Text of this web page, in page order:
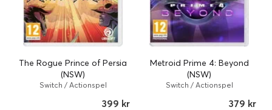
The Rogue Prince of Persia
(NSW)
Switch / Actionspel
399 kr
Metroid Prime 4: Beyond
(NSW)
Switch / Actionspel
379 kr